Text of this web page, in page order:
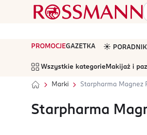
PROMOCJEGAZETKA ☀️ PORADNIK
Wszystkie kategorie Makijaż i
Marki Starpharma Magnez
Starpharma